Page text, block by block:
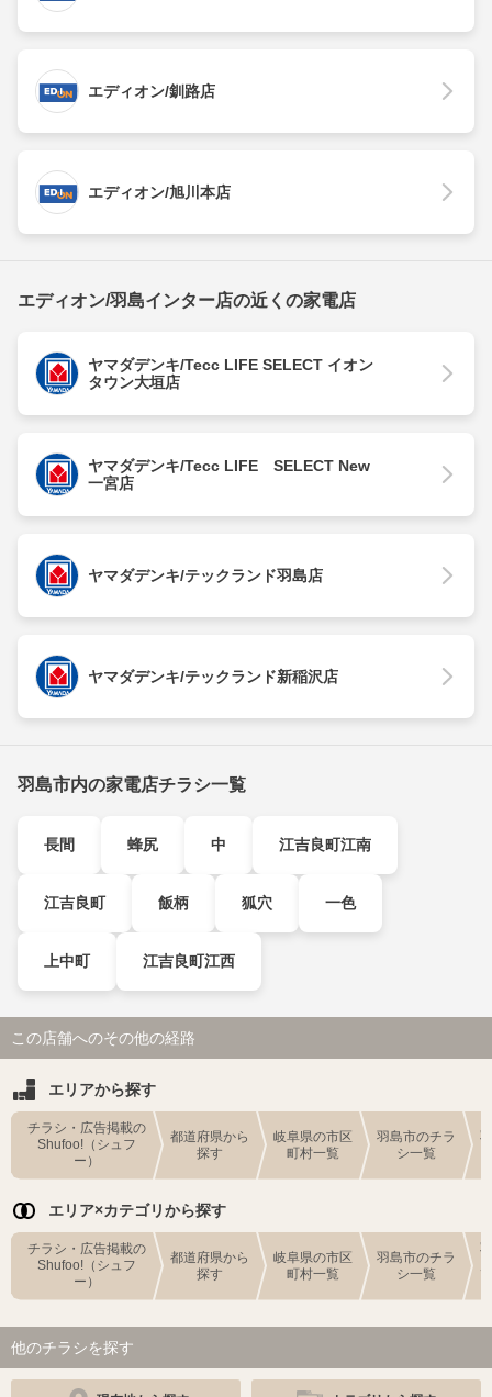
エディオン/釧路店
エディオン/旭川本店
エディオン/羽島インター店の近くの家電店
ヤマダデンキ/Tecc LIFE SELECT イオン
タウン大垣店
ヤマダデンキ/Tecc LIFE SELECT New
一宮店
ヤマダデンキ/テックランド羽島店
ヤマダデンキ/テックランド新稲沢店
羽島市内の家電店チラシ一覧
長間 蜂尻 中 江吉良町江南
江吉良町 飯柄 狐穴 一色
上中町 江吉良町江西
この店舗へのその他の経路
エリアから探す
チラシ・広告掲載の
Shufoo!（シュフ
ー）
都道府県から
探す
岐阜県の市区
町村一覧
羽島市のチラ
シ一覧
エリア×カテゴリから探す
チラシ・広告掲載の
Shufoo!（シュフ
ー）
都道府県から
探す
岐阜県の市区
町村一覧
羽島市のチラ
シ一覧
他のチラシを探す